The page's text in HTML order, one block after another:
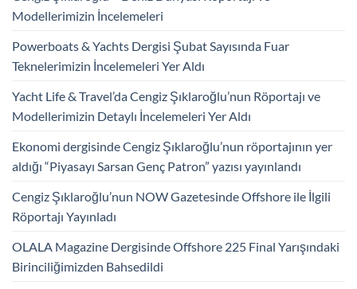
Modellerimizin İncelemeleri
Powerboats & Yachts Dergisi Şubat Sayısında Fuar
Teknelerimizin İncelemeleri Yer Aldı
Yacht Life & Travel’da Cengiz Şıklaroğlu’nun Röportajı ve
Modellerimizin Detaylı İncelemeleri Yer Aldı
Ekonomi dergisinde Cengiz Şıklaroğlu’nun röportajının yer
aldığı “Piyasayı Sarsan Genç Patron” yazısı yayınlandı
Cengiz Şıklaroğlu’nun NOW Gazetesinde Offshore ile İlgili
Röportajı Yayınladı
OLALA Magazine Dergisinde Offshore 225 Final Yarışındaki
Birinciliğimizden Bahsedildi